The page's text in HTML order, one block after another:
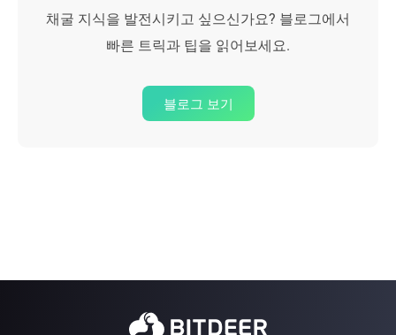
채굴 지식을 발전시키고 싶으신가요? 블로그에서
빠른 트릭과 팁을 읽어보세요.
블로그 보기